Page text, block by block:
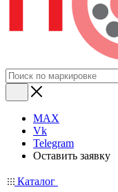
MAX
Vk
Telegram
Оставить заявку
Каталог